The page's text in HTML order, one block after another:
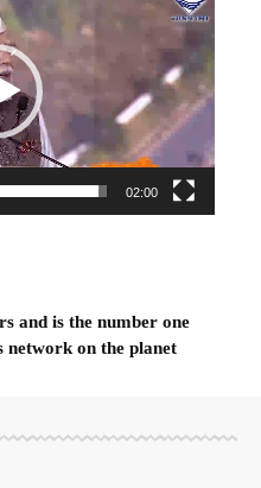
02:00
and is the number one
network on the planet